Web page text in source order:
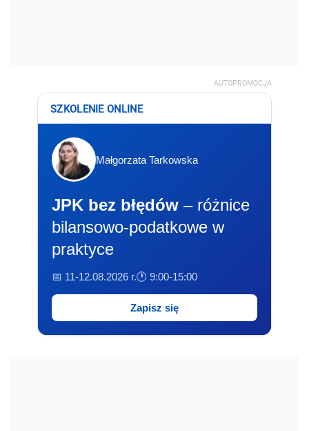
AUTOPROMOCJA
SZKOLENIE ONLINE
Małgorzata Tarkowska
JPK bez błędów – różnice
bilansowo-podatkowe w
praktyce
📅 11-12.08.2026 r.🕐 9:00-15:00
Zapisz się